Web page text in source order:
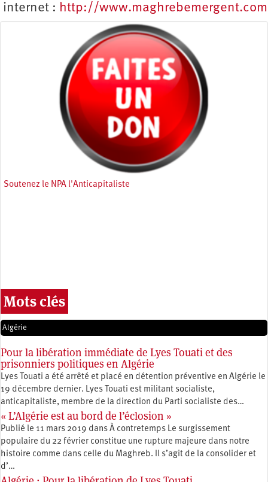
internet : http://www.maghrebemergent.com
Soutenez le NPA l'Anticapitaliste
Mots clés
Algérie
Pour la libération immédiate de Lyes Touati et des
prisonniers politiques en Algérie
Lyes Touati a été arrêté et placé en détention préventive en Algérie le
19 décembre dernier. Lyes Touati est militant socialiste,
anticapitaliste, membre de la direction du Parti socialiste des…
« L’Algérie est au bord de l’éclosion »
Publié le 11 mars 2019 dans À contretemps Le surgissement
populaire du 22 février constitue une rupture majeure dans notre
histoire comme dans celle du Maghreb. Il s’agit de la consolider et
d’…